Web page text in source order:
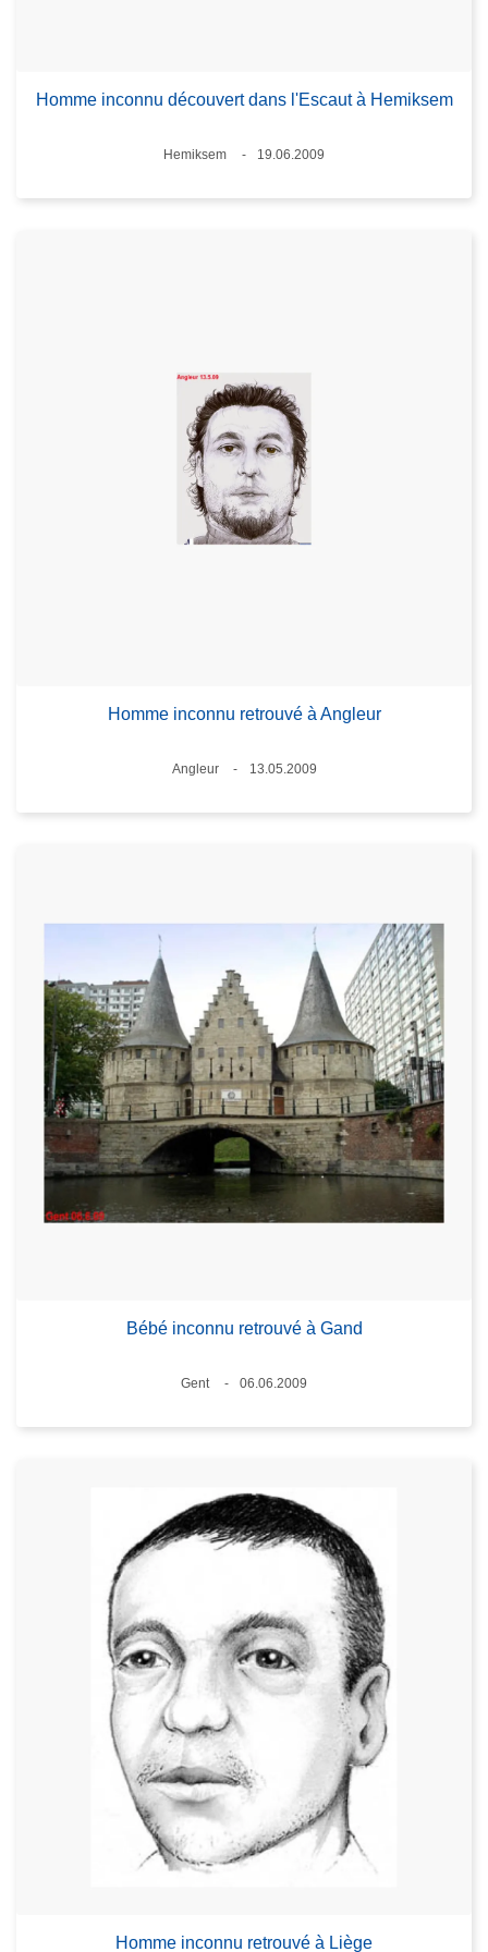
Homme inconnu découvert dans l'Escaut à Hemiksem
Standort
Hemiksem
19.06.2009
Homme inconnu retrouvé à Angleur
Standort
Angleur
13.05.2009
Bébé inconnu retrouvé à Gand
Standort
Gent
06.06.2009
Homme inconnu retrouvé à Liège